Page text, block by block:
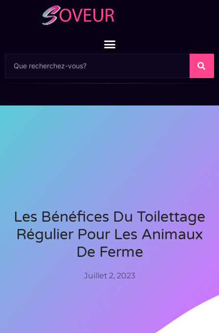
Les Bénéfices Du Toilettage
Régulier Pour Les Animaux
De Ferme
Juillet 2, 2023